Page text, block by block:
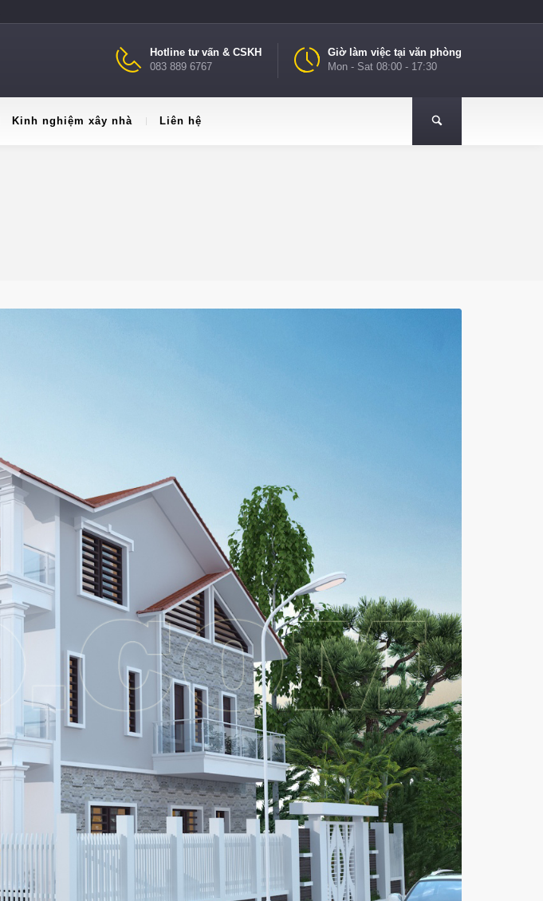
Giờ làm việc tại văn phòng
Mon - Sat 08:00 - 17:30
Hotline tư vấn & CSKH
083 889 6767
Kinh nghiệm xây nhà Liên hệ